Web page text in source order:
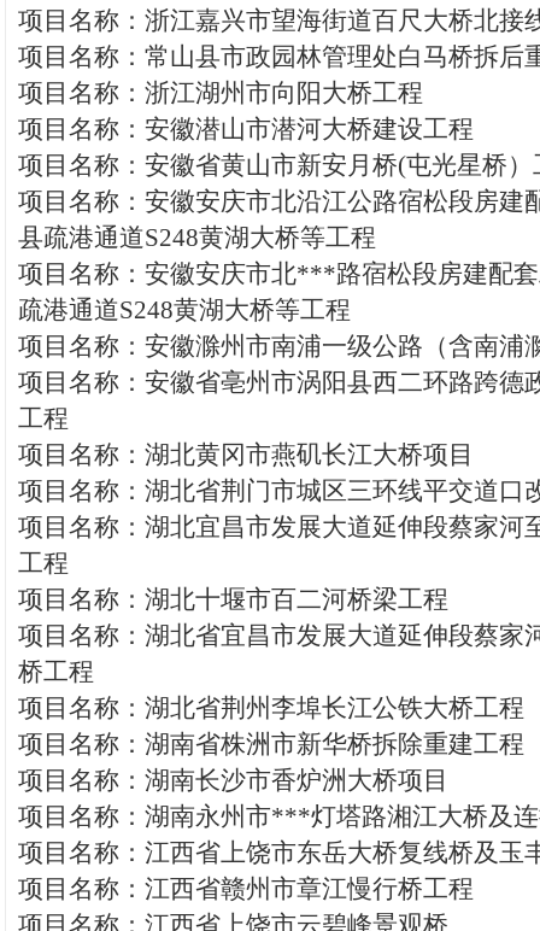
项目名称：浙江嘉兴市望海街道百尺大桥北接
项目名称：常山县市政园林管理处白马桥拆后
项目名称：浙江湖州市向阳大桥工程
项目名称：安徽潜山市潜河大桥建设工程
项目名称：安徽省黄山市新安月桥(屯光星桥）
项目名称：安徽安庆市北沿江公路宿松段房建
县疏港通道S248黄湖大桥等工程
项目名称：安徽安庆市北***路宿松段房建配
疏港通道S248黄湖大桥等工程
项目名称：安徽滁州市南浦一级公路（含南浦
项目名称：安徽省亳州市涡阳县西二环路跨德
工程
项目名称：湖北黄冈市燕矶长江大桥项目
项目名称：湖北省荆门市城区三环线平交道口
项目名称：湖北宜昌市发展大道延伸段蔡家河
工程
项目名称：湖北十堰市百二河桥梁工程
项目名称：湖北省宜昌市发展大道延伸段蔡家
桥工程
项目名称：湖北省荆州李埠长江公铁大桥工程
项目名称：湖南省株洲市新华桥拆除重建工程
项目名称：湖南长沙市香炉洲大桥项目
项目名称：湖南永州市***灯塔路湘江大桥及
项目名称：江西省上饶市东岳大桥复线桥及玉
项目名称：江西省赣州市章江慢行桥工程
项目名称：江西省上饶市云碧峰景观桥